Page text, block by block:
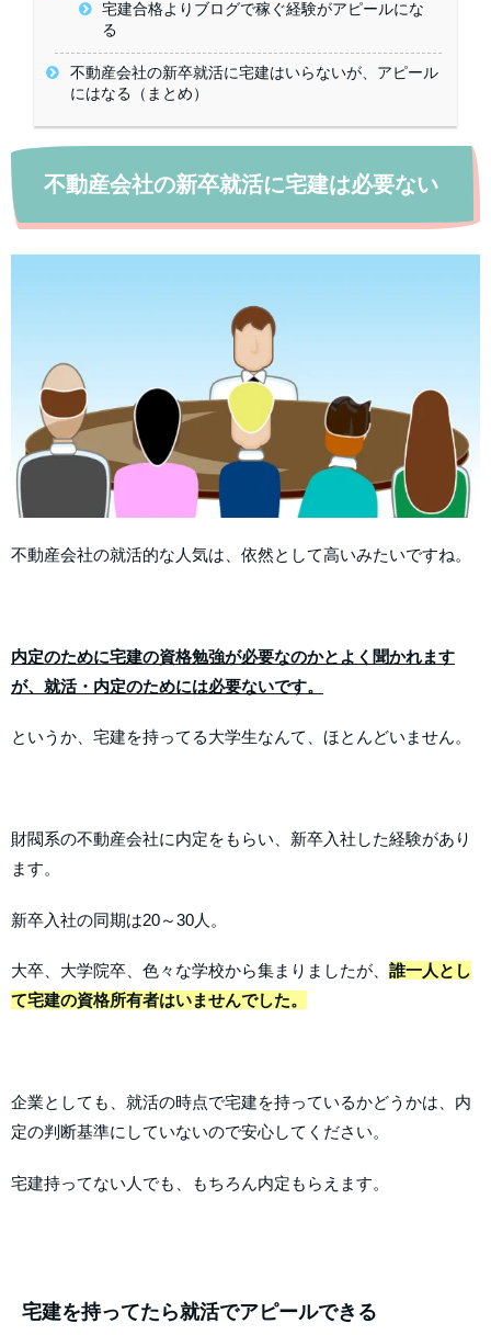
宅建合格よりブログで稼ぐ経験がアピールにな
る
不動産会社の新卒就活に宅建はいらないが、アピール
にはなる（まとめ）
不動産会社の新卒就活に宅建は必要ない
不動産会社の就活的な人気は、依然として高いみたいですね。
内定のために宅建の資格勉強が必要なのかとよく聞かれます
が、就活・内定のためには必要ないです。
というか、宅建を持ってる大学生なんて、ほとんどいません。
財閥系の不動産会社に内定をもらい、新卒入社した経験があり
ます。
新卒入社の同期は20～30人。
大卒、大学院卒、色々な学校から集まりましたが、 誰一人とし
て宅建の資格所有者はいませんでした。
企業としても、就活の時点で宅建を持っているかどうかは、内
定の判断基準にしていないので安心してください。
宅建持ってない人でも、もちろん内定もらえます。
宅建を持ってたら就活でアピールできる